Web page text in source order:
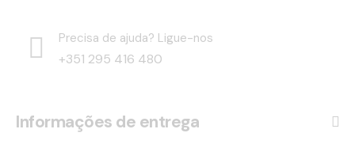
Precisa de ajuda? Ligue-nos
+351 295 416 480
Informações de entrega